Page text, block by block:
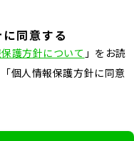
同意する
護方針について 」をお読
個人情報保護方針に同意